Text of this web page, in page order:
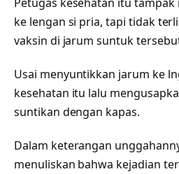
ke lengan si pria, tapi tidak
vaksin di jarum suntuk
Usai menyuntikkan jarum ke
kesehatan itu lalu
suntikan dengan kapas.
Dalam keterangan
menuliskan bahwa kejadian